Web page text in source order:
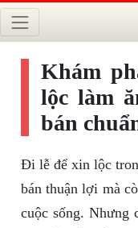
Khám
lộc làm
bán
Đi lễ để xin lộc
bán thuận lợi mà
cuộc sống. Nhưng